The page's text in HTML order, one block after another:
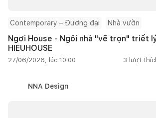
Contemporary – Đương đại Nhà vườn
Ngơi House - Ngôi nhà "vẽ trọn" triết
HIEUHOUSE
27/06/2026, lúc 10:00 3 lượt
NNA Design